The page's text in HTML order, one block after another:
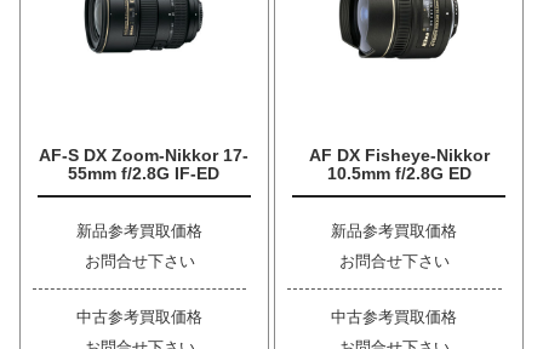
AF-S DX Zoom-Nikkor 17-
55mm f/2.8G IF-ED
新品参考買取価格
お問合せ下さい
中古参考買取価格
AF DX Fisheye-Nikkor
10.5mm f/2.8G ED
新品参考買取価格
お問合せ下さい
中古参考買取価格